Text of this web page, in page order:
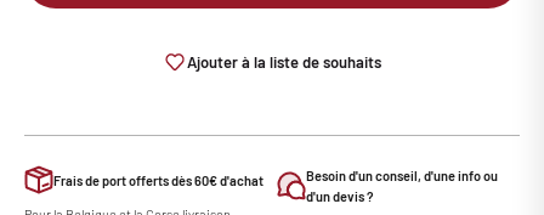
Ajouter à la liste de souhaits
Frais de port offerts dès 60€ d'achat
Besoin d'un conseil, d'une info ou
d'un devis ?